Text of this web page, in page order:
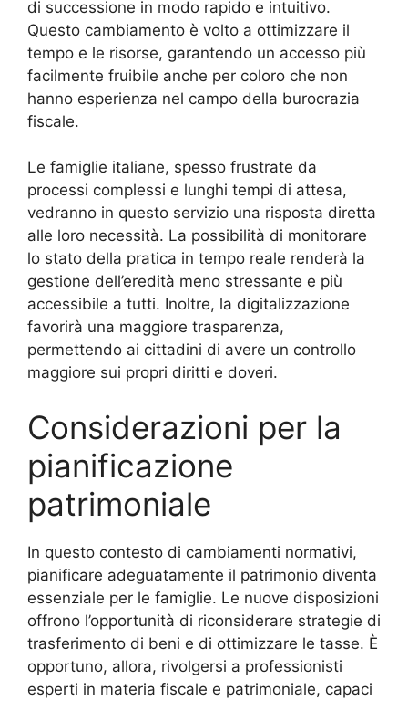
di successione in modo rapido e intuitivo.
Questo cambiamento è volto a ottimizzare il
tempo e le risorse, garantendo un accesso più
facilmente fruibile anche per coloro che non
hanno esperienza nel campo della burocrazia
fiscale.
Le famiglie italiane, spesso frustrate da
processi complessi e lunghi tempi di attesa,
vedranno in questo servizio una risposta diretta
alle loro necessità. La possibilità di monitorare
lo stato della pratica in tempo reale renderà la
gestione dell’eredità meno stressante e più
accessibile a tutti. Inoltre, la digitalizzazione
favorirà una maggiore trasparenza,
permettendo ai cittadini di avere un controllo
maggiore sui propri diritti e doveri.
Considerazioni per la
pianificazione
patrimoniale
In questo contesto di cambiamenti normativi,
pianificare adeguatamente il patrimonio diventa
essenziale per le famiglie. Le nuove disposizioni
offrono l’opportunità di riconsiderare strategie di
trasferimento di beni e di ottimizzare le tasse. È
opportuno, allora, rivolgersi a professionisti
esperti in materia fiscale e patrimoniale, capaci